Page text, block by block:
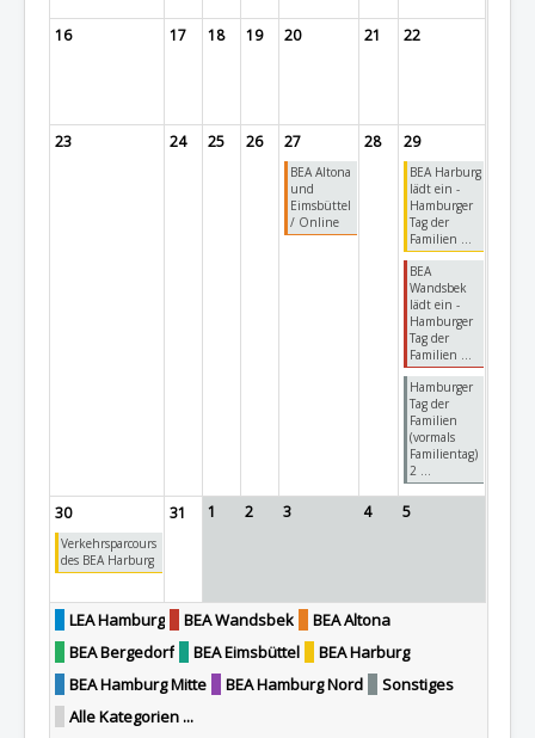
16 17 18 19 20 21 22
23 24 25 26 27
BEA Altona
und
Eimsbüttel
/ Online
28 29
BEA Harburg
lädt ein -
Hamburger
Tag der
Familien ...
BEA
Wandsbek
lädt ein -
Hamburger
Tag der
Familien ...
Hamburger
Tag der
Familien
(vormals
Familientag)
2 ...
30
Verkehrsparcours
des BEA Harburg
31 1 2 3 4 5
LEA Hamburg BEA Wandsbek
BEA Altona
BEA Bergedorf
BEA Eimsbüttel
BEA Harburg
BEA Hamburg Mitte
BEA Hamburg Nord
Sonstiges
Alle Kategorien ...